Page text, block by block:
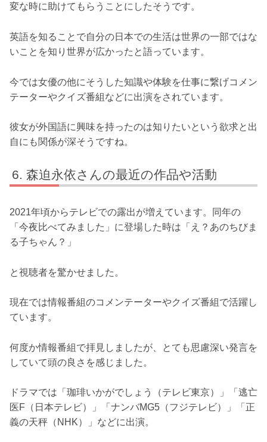
変な時に助けてもらうことにしたそうです。
英語を知ることで自分の日本での生活は世界の一部ではな
いことを知り世界が広かったと語っています。
今では女優の他にそうした知識や体験を仕事に繋げコメン
テーターやクイズ番組などに出演をされています。
彼女が外国語に興味を持ったのは知りたいという欲求と出
自にも関係が深そうですね。
森迫永依さんの最近の作品や活動
2021年頃からテレビでの露出が増えています。同年の
「今夜比べてみました」に登場した時は「え？あのちびま
る子ちゃん？」
と視聴者を驚かせました。
現在では情報番組のコメンテーターやクイズ番組で活躍し
ています。
何度か情報番組で拝見しましたが、とても思慮深い発言を
していて頭の良さを感じました。
ドラマでは「珈琲いかがでしょう（テレビ東京）」「逃亡
医F（日本テレビ）」「ナンバMG5（フジテレビ）」「正
義の天秤（NHK）」などに出演。